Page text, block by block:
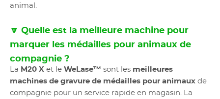
animal.
🔽 Quelle est la meilleure machine pour
marquer les médailles pour animaux de
compagnie ?
La M20 X et le WeLase™ sont les meilleures
machines de gravure de médailles pour animaux de
compagnie pour un service rapide en magasin. La